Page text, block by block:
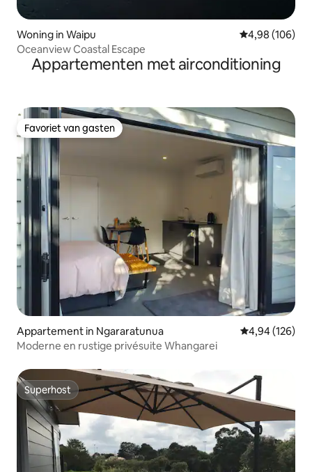
Woning in Waipu Gemiddelde
4,98 (106)
Oceanview Coastal Escape
Appartementen met airconditioning
Favoriet van gasten
Favoriet van gasten
Appartement in Ngararatunua Gemiddelde
4,94 (126)
Moderne en rustige privésuite Whangarei
Superhost
Superhost